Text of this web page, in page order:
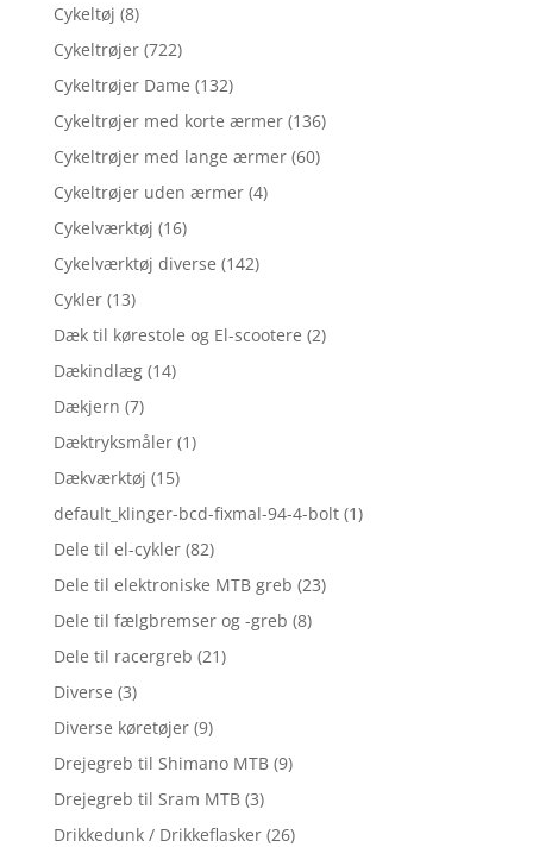
Cykeltøj (8)
Cykeltrøjer (722)
Cykeltrøjer Dame (132)
Cykeltrøjer med korte ærmer (136)
Cykeltrøjer med lange ærmer (60)
Cykeltrøjer uden ærmer (4)
Cykelværktøj (16)
Cykelværktøj diverse (142)
Cykler (13)
Dæk til kørestole og El-scootere (2)
Dækindlæg (14)
Dækjern (7)
Dæktryksmåler (1)
Dækværktøj (15)
default_klinger-bcd-fixmal-94-4-bolt (1)
Dele til el-cykler (82)
Dele til elektroniske MTB greb (23)
Dele til fælgbremser og -greb (8)
Dele til racergreb (21)
Diverse (3)
Diverse køretøjer (9)
Drejegreb til Shimano MTB (9)
Drejegreb til Sram MTB (3)
Drikkedunk / Drikkeflasker (26)